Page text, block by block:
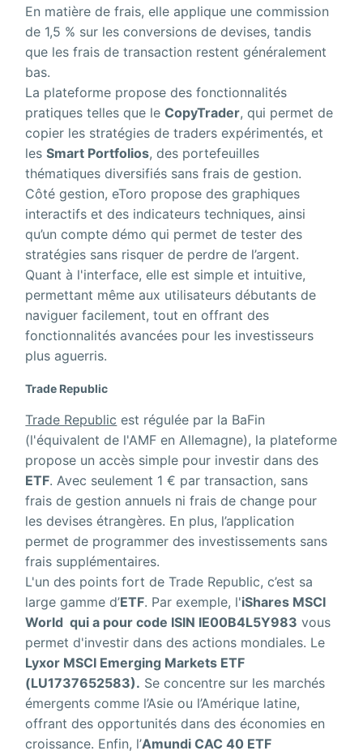
En matière de frais, elle applique une commission
de 1,5 % sur les conversions de devises, tandis
que les frais de transaction restent généralement
bas.
La plateforme propose des fonctionnalités
pratiques telles que leCopyTrader, qui permet de
copier les stratégies de traders expérimentés, et
lesSmart Portfolios, des portefeuilles
thématiques diversifiés sans frais de gestion.
Côté gestion, eToro propose des graphiques
interactifs et des indicateurs techniques, ainsi
qu’un compte démo qui permet de tester des
stratégies sans risquer de perdre de l’argent.
Quant à l'interface, elle est simple et intuitive,
permettant même aux utilisateurs débutants de
naviguer facilement, tout en offrant des
fonctionnalités avancées pour les investisseurs
plus aguerris.
Trade Republic
Trade Republic est régulée par la BaFin
(l'équivalent de l'AMF en Allemagne), la plateforme
propose un accès simple pour investir dans des
ETF. Avec seulement 1 € par transaction, sans
frais de gestion annuels ni frais de change pour
les devises étrangères. En plus, l’application
permet de programmer des investissements sans
frais supplémentaires.
L'un des points fort de Trade Republic, c’est sa
large gamme d’ETF. Par exemple, l'iShares MSCI
World qui a pour code ISIN IE00B4L5Y983 vous
permet d'investir dans des actions mondiales. Le
Lyxor MSCI Emerging Markets ETF
(LU1737652583). Se concentre sur les marchés
émergents comme l’Asie ou l’Amérique latine,
offrant des opportunités dans des économies en
croissance. Enfin, l’Amundi CAC 40 ETF